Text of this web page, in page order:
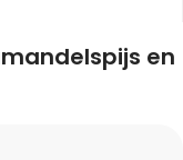
en